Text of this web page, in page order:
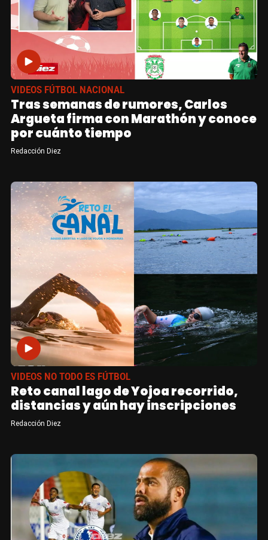
VIDEOS FÚTBOL NACIONAL
Tras semanas de rumores, Carlos
Argueta firma con Marathón y conoce
por cuánto tiempo
Redacción Diez
VIDEOS NO TODO ES FÚTBOL
Reto canal lago de Yojoa recorrido,
distancias y aún hay inscripciones
Redacción Diez